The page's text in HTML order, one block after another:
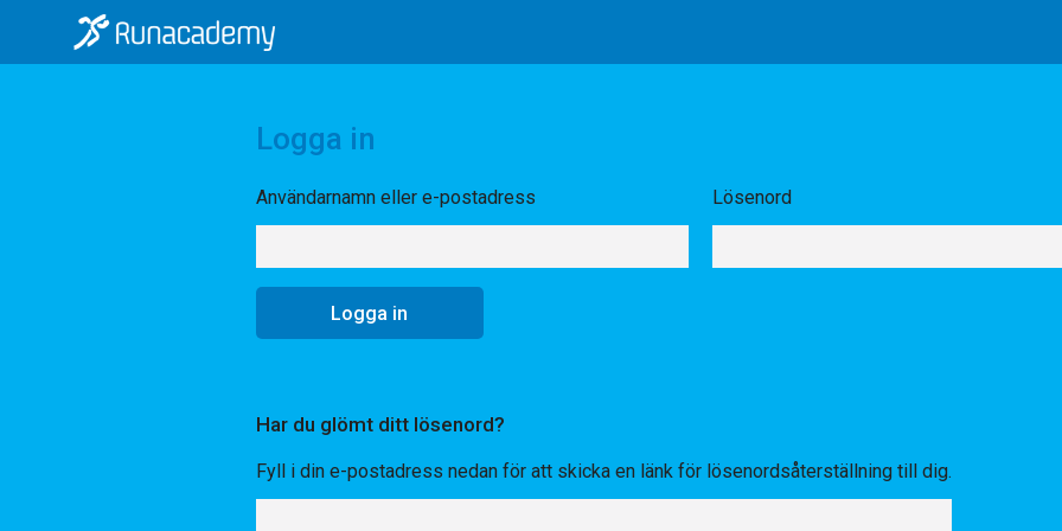
Logga in
Användarnamn eller e-postadress Lösenord
Har du glömt ditt lösenord?
Fyll i din e-postadress nedan för att skicka en länk för lösenordsåterställning till dig.